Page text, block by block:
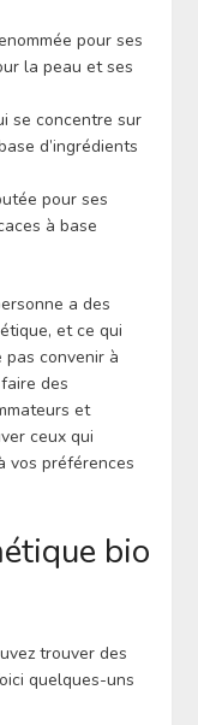
pour ses
la peau et ses
se concentre sur
d’ingrédients
pour ses
à base
a des
et ce qui
convenir à
des
et
ceux qui
vos préférences
bio
trouver des
quelques-uns